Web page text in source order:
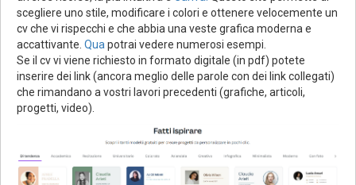
scegliere uno stile, modificare i colori e ottenere velocemente un
cv che vi rispecchi e che abbia una veste grafica moderna e
accattivante. Quapotrai vedere numerosi esempi.
Se il cv vi viene richiesto in formato digitale (in pdf) potete
inserire dei link (ancora meglio delle parole con dei link collegati)
che rimandano a vostri lavori precedenti (grafiche, articoli,
progetti, video).